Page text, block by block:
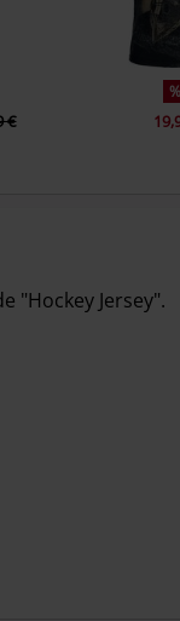
€
%
"Hockey Jersey".